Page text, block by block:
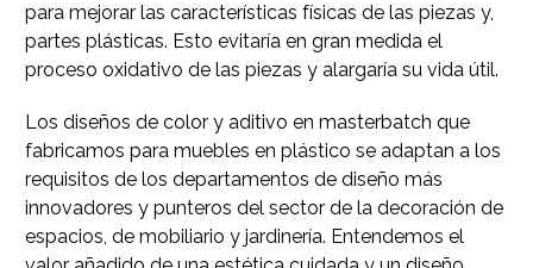
para mejorar las características físicas de las piezas y,
partes plásticas. Esto evitaría en gran medida el
proceso oxidativo de las piezas y alargaría su vida útil.
Los diseños de color y aditivo en masterbatch que
fabricamos para muebles en plástico se adaptan a los
requisitos de los departamentos de diseño más
innovadores y punteros del sector de la decoración de
espacios, de mobiliario y jardinería. Entendemos el